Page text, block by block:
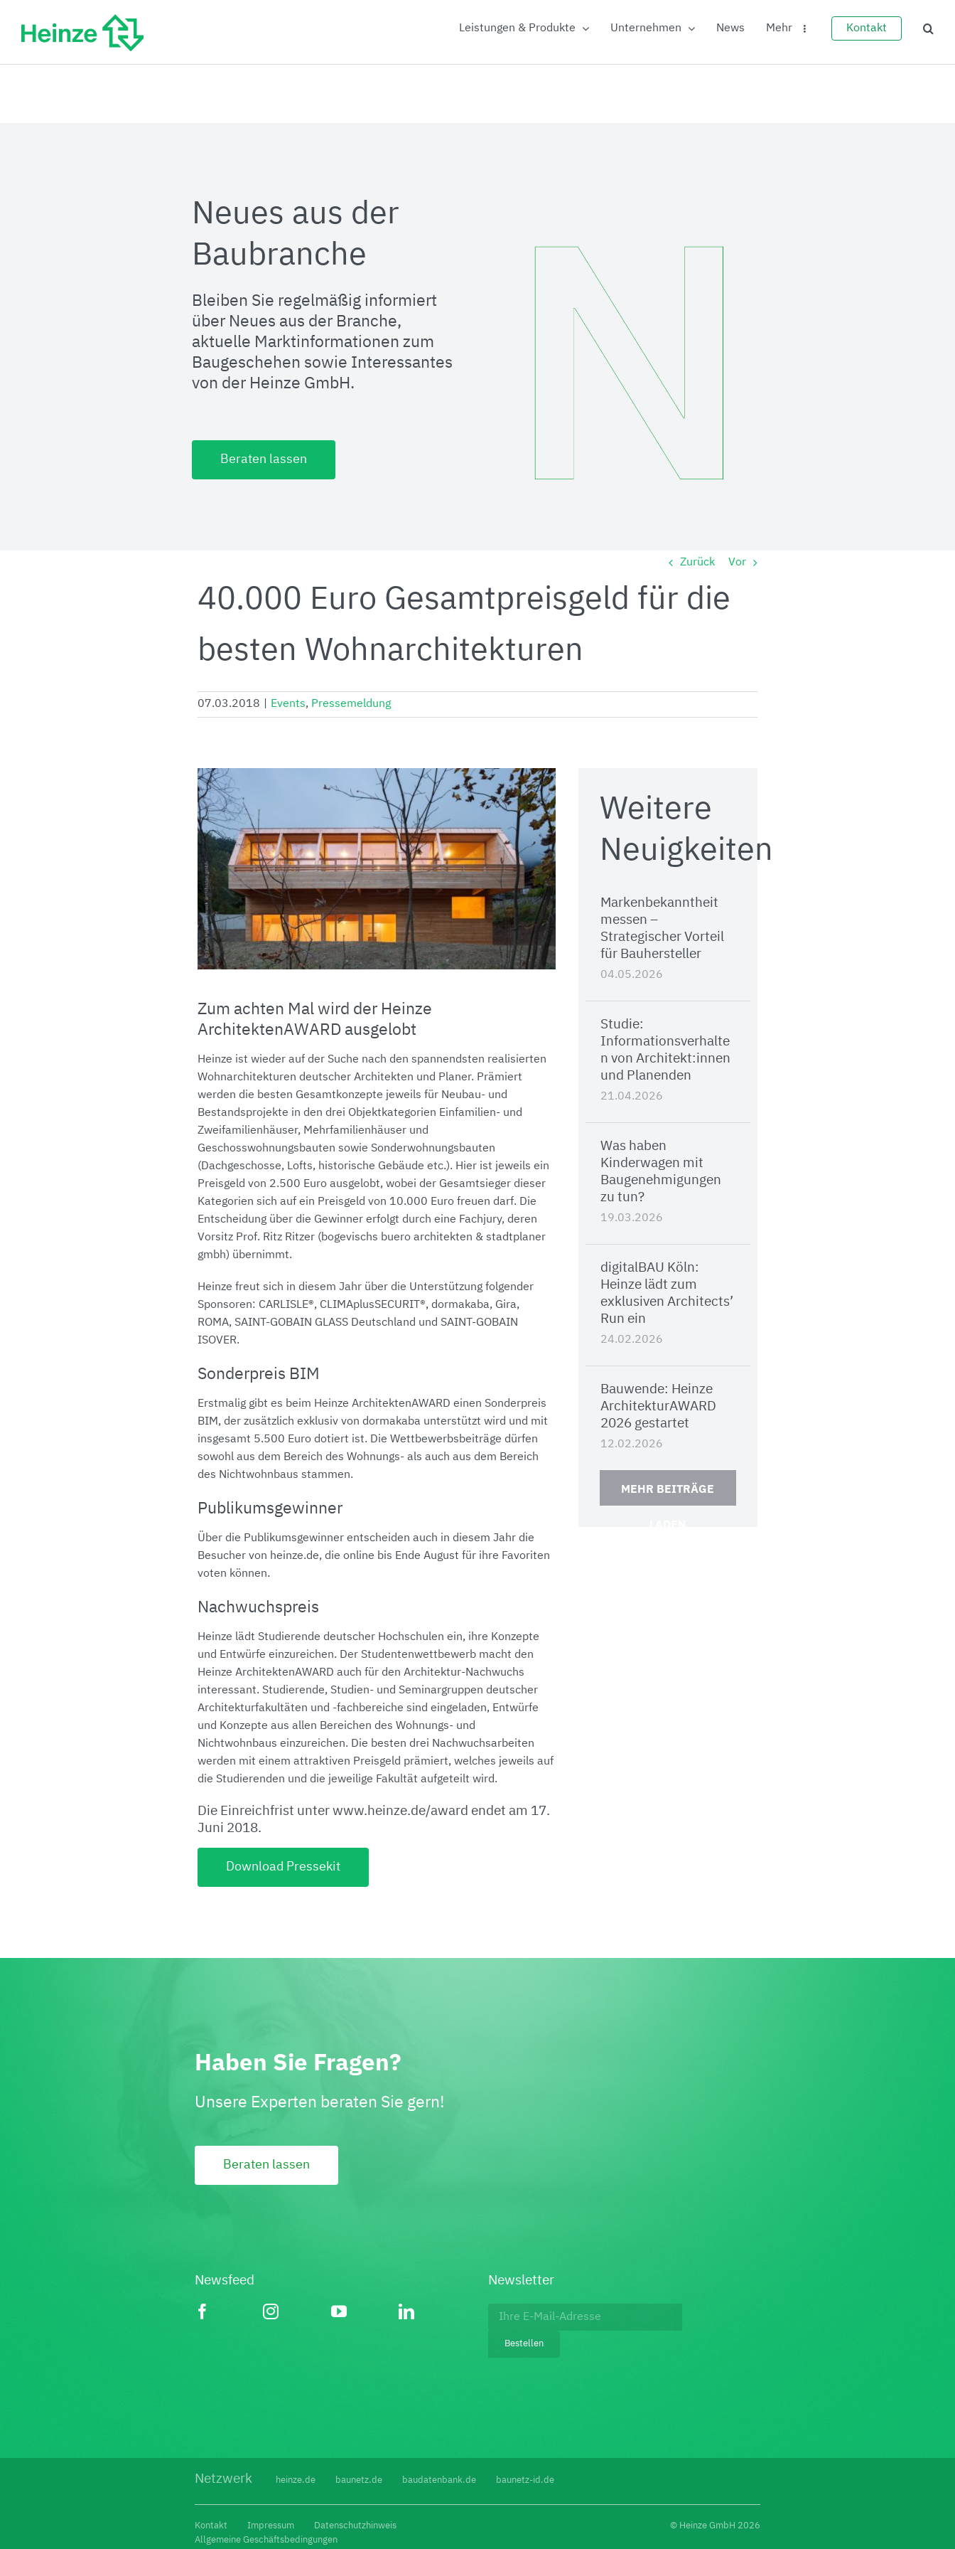
Inhalt
springen
Leistungen & Produkte Unternehmen News Mehr Kontakt
Neues aus der
Baubranche
Bleiben Sie regelmäßig informiert
über Neues aus der Branche,
aktuelle Marktinformationen zum
Baugeschehen sowie Interessantes
von der Heinze GmbH.
Beraten lassen
Zurück Vor
40.000 Euro Gesamtpreisgeld für die
besten Wohnarchitekturen
07.03.2018 Events, Pressemeldung
Zum achten Mal wird der Heinze
ArchitektenAWARD ausgelobt
Heinze ist wieder auf der Suche nach den spannendsten realisierten
Wohnarchitekturen deutscher Architekten und Planer. Prämiert
werden die besten Gesamtkonzepte jeweils für Neubau- und
Bestandsprojekte in den drei Objektkategorien Einfamilien- und
Zweifamilienhäuser, Mehrfamilienhäuser und
Geschosswohnungsbauten sowie Sonderwohnungsbauten
(Dachgeschosse, Lofts, historische Gebäude etc.). Hier ist jeweils ein
Preisgeld von 2.500 Euro ausgelobt, wobei der Gesamtsieger dieser
Kategorien sich auf ein Preisgeld von 10.000 Euro freuen darf. Die
Entscheidung über die Gewinner erfolgt durch eine Fachjury, deren
Vorsitz Prof. Ritz Ritzer (bogevischs buero architekten & stadtplaner
gmbh) übernimmt.
Heinze freut sich in diesem Jahr über die Unterstützung folgender
Sponsoren: CARLISLE®, CLIMAplusSECURIT®, dormakaba, Gira,
ROMA, SAINT-GOBAIN GLASS Deutschland und SAINT-GOBAIN
ISOVER.
Sonderpreis BIM
Erstmalig gibt es beim Heinze ArchitektenAWARD einen Sonderpreis
BIM, der zusätzlich exklusiv von dormakaba unterstützt wird und mit
insgesamt 5.500 Euro dotiert ist. Die Wettbewerbsbeiträge dürfen
sowohl aus dem Bereich des Wohnungs- als auch aus dem Bereich
des Nichtwohnbaus stammen.
Publikumsgewinner
Über die Publikumsgewinner entscheiden auch in diesem Jahr die
Besucher von heinze.de, die online bis Ende August für ihre Favoriten
voten können.
Nachwuchspreis
Heinze lädt Studierende deutscher Hochschulen ein, ihre Konzepte
und Entwürfe einzureichen. Der Studentenwettbewerb macht den
Heinze ArchitektenAWARD auch für den Architektur-Nachwuchs
interessant. Studierende, Studien- und Seminargruppen deutscher
Architekturfakultäten und -fachbereiche sind eingeladen, Entwürfe
und Konzepte aus allen Bereichen des Wohnungs- und
Nichtwohnbaus einzureichen. Die besten drei Nachwuchsarbeiten
werden mit einem attraktiven Preisgeld prämiert, welches jeweils auf
die Studierenden und die jeweilige Fakultät aufgeteilt wird.
Die Einreichfrist unter www.heinze.de/award endet am 17.
Juni 2018.
Download Pressekit
Weitere
Neuigkeiten
Markenbekanntheit
messen –
Strategischer Vorteil
für Bauhersteller
04.05.2026
Studie:
Informationsverhalte
n von Architekt:innen
und Planenden
21.04.2026
Was haben
Kinderwagen mit
Baugenehmigungen
zu tun?
19.03.2026
digitalBAU Köln:
Heinze lädt zum
exklusiven Architects’
Run ein
24.02.2026
Bauwende: Heinze
ArchitekturAWARD
2026 gestartet
12.02.2026
MEHR BEITRÄGE
Haben Sie Fragen?
Unsere Experten beraten Sie gern!
Beraten lassen
Newsfeed Newsletter
Footer:
bestellen
Bestellen
Netzwerk heinze.de baunetz.de baudatenbank.de baunetz-id.de
Kontakt Impressum
Datenschutzhinweis
Allgemeine Geschäftsbedingungen
© Heinze GmbH 2026